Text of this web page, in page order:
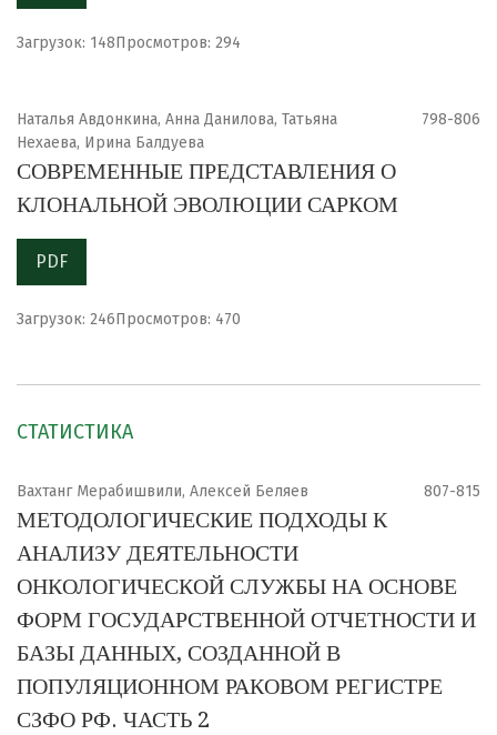
Загрузок: 148Просмотров: 294
Наталья Авдонкина, Анна Данилова, Татьяна
Нехаева, Ирина Балдуева
798-806
СОВРЕМЕННЫЕ ПРЕДСТАВЛЕНИЯ О
КЛОНАЛЬНОЙ ЭВОЛЮЦИИ САРКОМ
PDF
Загрузок: 246Просмотров: 470
СТАТИСТИКА
Вахтанг Мерабишвили, Алексей Беляев 807-815
МЕТОДОЛОГИЧЕСКИЕ ПОДХОДЫ К
АНАЛИЗУ ДЕЯТЕЛЬНОСТИ
ОНКОЛОГИЧЕСКОЙ СЛУЖБЫ НА ОСНОВЕ
ФОРМ ГОСУДАРСТВЕННОЙ ОТЧЕТНОСТИ И
БАЗЫ ДАННЫХ, СОЗДАННОЙ В
ПОПУЛЯЦИОННОМ РАКОВОМ РЕГИСТРЕ
СЗФО РФ. ЧАСТЬ 2